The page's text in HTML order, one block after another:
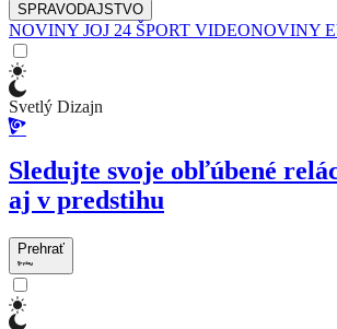
SPRAVODAJSTVO
NOVINY JOJ 24 ŠPORT VIDEONOVINY
Svetlý Dizajn
Sledujte svoje obľúbené
aj v predstihu
Prehrať